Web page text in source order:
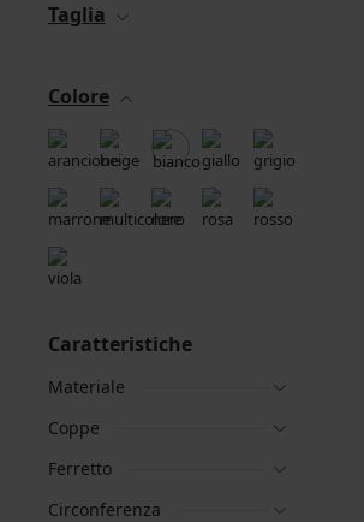
Taglia
Colore
Caratteristiche
Materiale
Coppe
Ferretto
Circonferenza